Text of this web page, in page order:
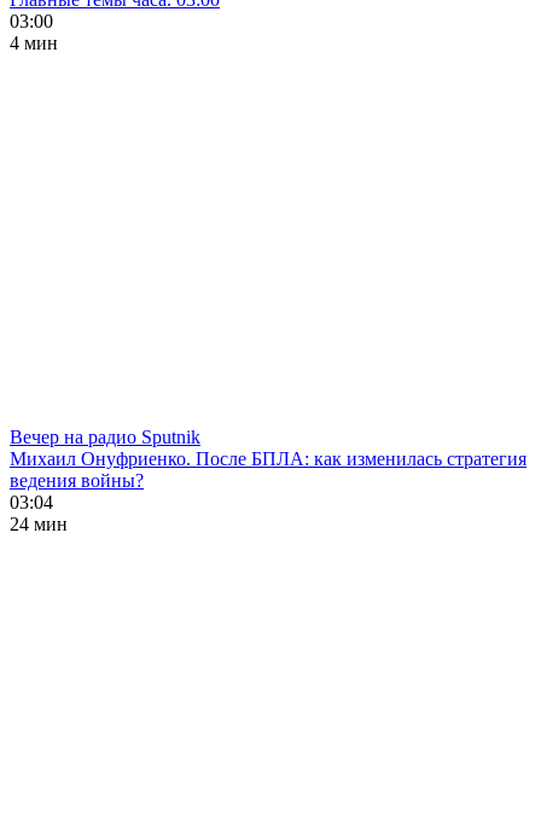
03:00
4 мин
Вечер на радио Sputnik
Михаил Онуфриенко. После БПЛА: как изменилась стратегия
ведения войны?
03:04
24 мин